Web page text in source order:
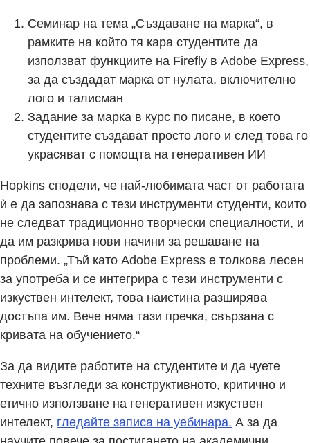
Семинар на тема „Създаване на марка“, в
рамките на който тя кара студентите да
използват функциите на Firefly в Adobe Express,
за да създадат марка от нулата, включително
лого и талисман
Задание за марка в курс по писане, в което
студентите създават просто лого и след това го
украсяват с помощта на генеративен ИИ
Hopkins сподели, че най-любимата част от работата
ѝ е да запознава с тези инструменти студенти, които
не следват традиционно творчески специалности, и
да им разкрива нови начини за решаване на
проблеми. „Тъй като Adobe Express е толкова лесен
за употреба и се интегрира с тези инструменти с
изкуствен интелект, това наистина разширява
достъпа им. Вече няма тази пречка, свързана с
кривата на обучението.“
За да видите работите на студентите и да чуете
техните възгледи за конструктивното, критично и
етично използване на генеративен изкуствен
интелект, гледайте записа на уебинара. А за да